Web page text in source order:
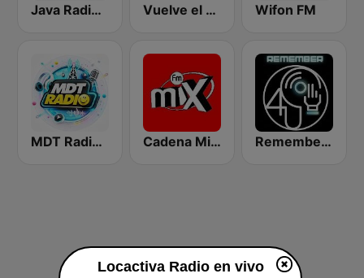
Java Radio Remember Vuelve el Remember - Radio Online Wifon FM
MDT Radio Valencia Cadena Mix FM Remember 4 U
Locactiva Radio en vivo